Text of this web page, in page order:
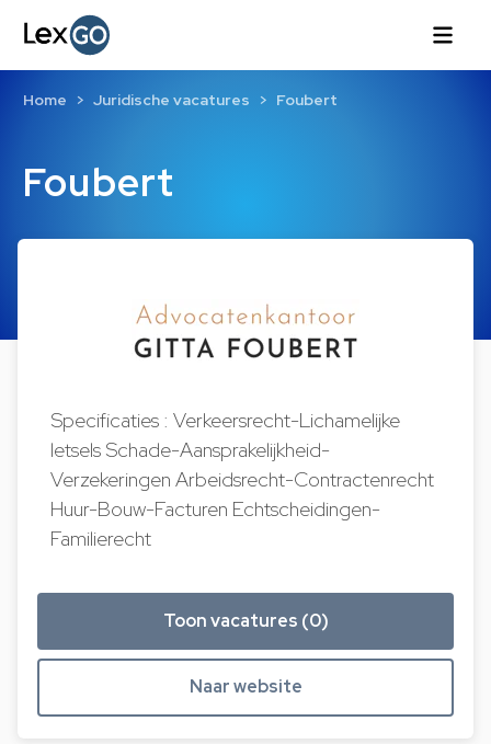
Foubert
Home Juridische vacatures Foubert
Specificaties : Verkeersrecht-Lichamelijke
letsels Schade-Aansprakelijkheid-
Verzekeringen Arbeidsrecht-Contractenrecht
Huur-Bouw-Facturen Echtscheidingen-
Familierecht
Toon vacatures (0)
Naar website